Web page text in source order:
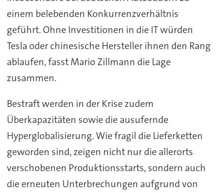
einem belebenden Konkurrenzverhältnis
geführt. Ohne Investitionen in die IT würden
Tesla oder chinesische Hersteller ihnen den Rang
ablaufen, fasst Mario Zillmann die Lage
zusammen.
Bestraft werden in der Krise zudem
Überkapazitäten sowie die ausufernde
Hyperglobalisierung. Wie fragil die Lieferketten
geworden sind, zeigen nicht nur die allerorts
verschobenen Produktionsstarts, sondern auch
die erneuten Unterbrechungen aufgrund von